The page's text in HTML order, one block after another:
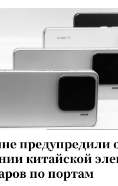
предупредили
китайской
по портам